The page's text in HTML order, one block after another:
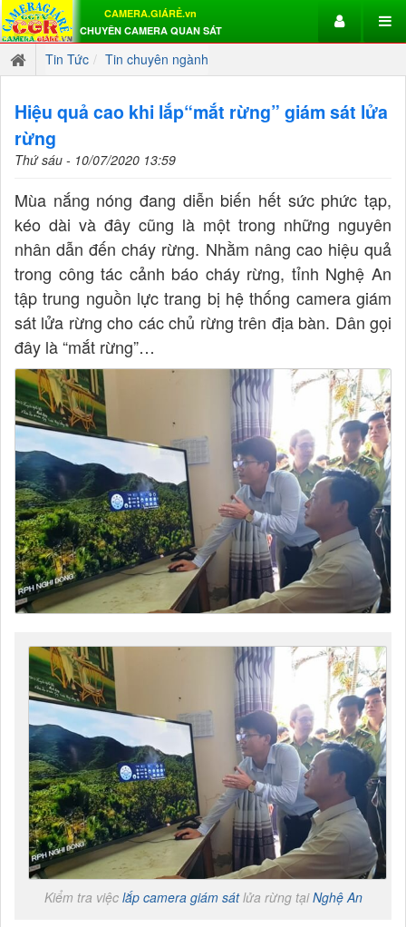
CAMERA.GIÁRẺ.vn
CHUYÊN CAMERA QUAN SÁT
Tin Tức Tin chuyên ngành
Hiệu quả cao khi lắp​​​​​​​“mắt rừng” giám sát lửa
rừng
Thứ sáu - 10/07/2020 13:59
Mùa nắng nóng đang diễn biến hết sức phức tạp,
kéo dài và đây cũng là một trong những nguyên
nhân dẫn đến cháy rừng. Nhằm nâng cao hiệu quả
trong công tác cảnh báo cháy rừng, tỉnh Nghệ An
tập trung nguồn lực trang bị hệ thống camera giám
sát lửa rừng cho các chủ rừng trên địa bàn. Dân gọi
đây là “mắt rừng”…
Kiểm tra việc lắp camera giám sátlửa rừng tạiNghệ An